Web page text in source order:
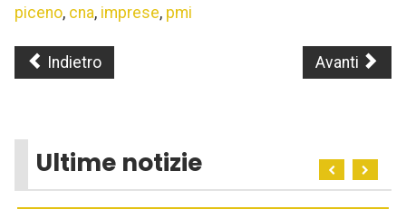
piceno, cna, imprese, pmi
Indietro Avanti
Ultime notizie